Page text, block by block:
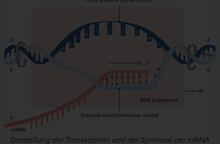
Darstellung der Transkription und der Synthese der mRNA